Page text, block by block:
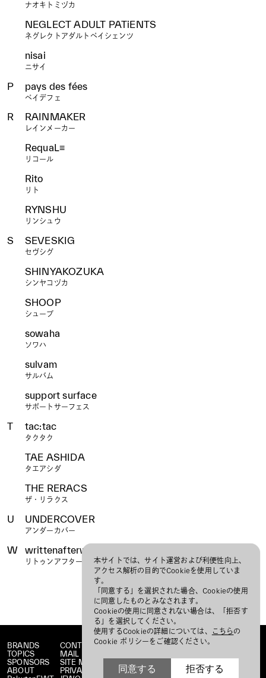
ナオキトミヅカ
NEGLECT ADULT PATiENTS
ネグレクトアダルトペイシェンツ
nisai
ニサイ
P pays des fées
ペイデフェ
R RAINMAKER
レインメーカー
RequaL≡
リコール
Rito
リト
RYNSHU
リンシュウ
S SEVESKIG
セヴシグ
SHINYAKOZUKA
シンヤコヅカ
SHOOP
シュープ
sowaha
ソワハ
sulvam
サルバム
support surface
サポートサーフェス
T tac:tac
タクタク
TAE ASHIDA
タエアシダ
THE RERACS
ザ・リラクス
U UNDERCOVER
アンダーカバー
W writtenafterwards
リトゥンアフターワーズ
BRANDS
TOPICS
SPONSORS
ABOUT
CONTACT
MAIL MAGAZINE
SITE MAP
PRIVACY POLICY
本サイトでは、サイト運営および利便性向上、
アクセス解析の目的でCookieを使用していま
す。
「同意する」を選択された場合、Cookieの使用
に同意したものとみなされます。
Cookieの使用に同意されない場合は、「拒否す
る」を選択してください。
使用するCookieの詳細については、
こちらの
Cookie ポリシーをご確認ください。
同意する 拒否する